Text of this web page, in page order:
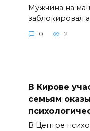
Мужчина на
заблокировал
0 2
В Кирове
семьям
В Центре